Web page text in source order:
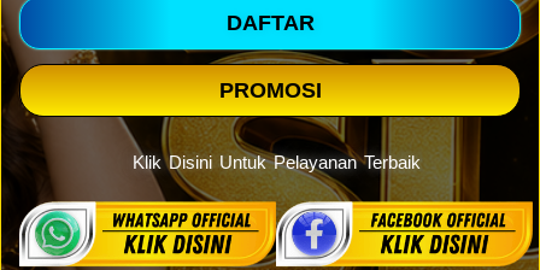
DAFTAR
PROMOSI
Klik Disini Untuk Pelayanan Terbaik